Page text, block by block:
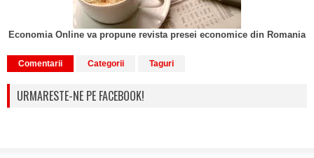
Economia Online va propune revista presei economice din Romania
Comentarii Categorii Taguri
URMARESTE-NE PE FACEBOOK!